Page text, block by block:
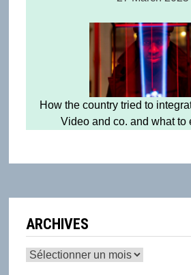
How the country tried to
Video and co. and what to
ARCHIVES
Archives